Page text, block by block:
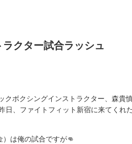
ラクター試合ラッシュ
クボクシングインストラクター、森貴
日、ファイトフィット新宿に来てくれ
）は俺の試合ですが👊